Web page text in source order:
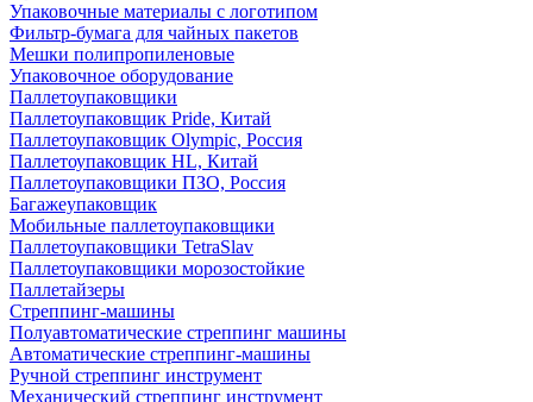
Упаковочные материалы с логотипом
Фильтр-бумага для чайных пакетов
Мешки полипропиленовые
Упаковочное оборудование
Паллетоупаковщики
Паллетоупаковщик Pride, Китай
Паллетоупаковщик Olympic, Россия
Паллетоупаковщик HL, Китай
Паллетоупаковщики ПЗО, Россия
Багажеупаковщик
Мобильные паллетоупаковщики
Паллетоупаковщики TetraSlav
Паллетоупаковщики морозостойкие
Паллетайзеры
Стреппинг-машины
Полуавтоматические стреппинг машины
Автоматические стреппинг-машины
Ручной стреппинг инструмент
Механический стреппинг инструмент